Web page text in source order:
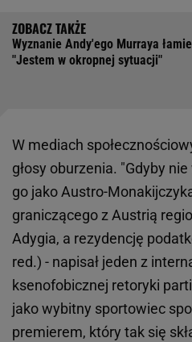
Wyznanie Andy'ego Murraya
"Jestem w okropnej sytuacji"
W mediach
głosy oburzenia. "Gdyby
go jako Austro-
graniczącego z Austrią
Adygia, a rezydencję
red.) - napisał jeden z
ksenofobicznej retoryki
jako wybitny sportowiec
premierem, który tak się